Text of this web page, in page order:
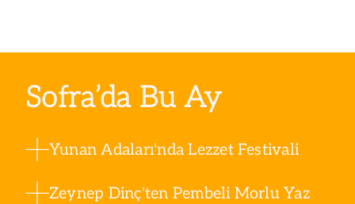
Sofra’da Bu Ay
Yunan Adaları'nda Lezzet Festivali
Zeynep Dinç'ten Pembeli Morlu Yaz